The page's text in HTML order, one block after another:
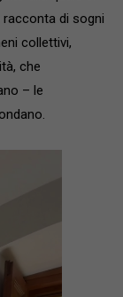
racconta di sogni
collettivi,
che
– le